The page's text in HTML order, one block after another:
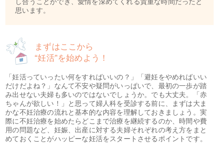
し合うことができ、愛情を深めてくれる貴重な時間だったと
思います。
まずはここから
“妊活”を始めよう！
「妊活っていったい何をすればいいの？」「避妊をやめればいい
だけだよね？」なんて不安や疑問がいっぱいで、最初の一歩が踏
み出せない夫婦も多いのではないでしょうか。でも大丈夫。「赤
ちゃんが欲しい！」と思って婦人科を受診する前に、まずは大ま
かな不妊治療の流れと基本的な内容を理解しておきましょう。実
際に不妊治療を始めたらどこまで治療を継続するのか、時間や費
用の問題など、妊娠、出産に対する夫婦それぞれの考え方をまと
めておくことがハッピーな妊活をスタートさせるポイントです。